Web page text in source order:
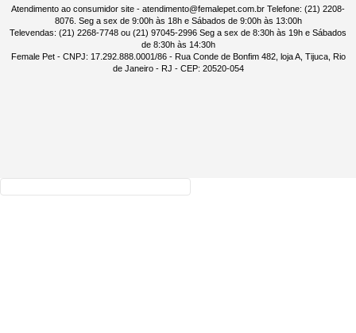
Atendimento ao consumidor site - atendimento@femalepet.com.br Telefone: (21) 2208-
8076. Seg a sex de 9:00h às 18h e Sábados de 9:00h às 13:00h
Televendas: (21) 2268-7748 ou (21) 97045-2996 Seg a sex de 8:30h às 19h e Sábados
de 8:30h às 14:30h
Female Pet - CNPJ: 17.292.888.0001/86 - Rua Conde de Bonfim 482, loja A, Tijuca, Rio
de Janeiro - RJ - CEP: 20520-054